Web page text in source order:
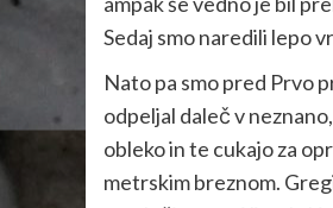
Sedaj smo naredili lepo
Nato pa smo pred Prvo
odpeljal daleč v
obleko in te cukajo za
metrskim breznom.